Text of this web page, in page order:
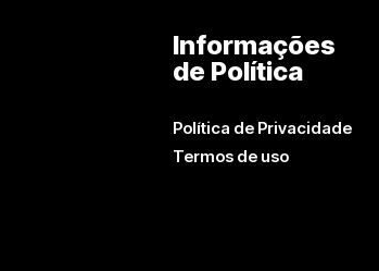
Informações
de Política
Política de Privacidade
Termos de uso